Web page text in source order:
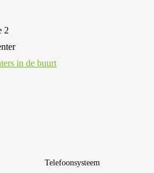
2
in de buurt
Telefoonsysteem